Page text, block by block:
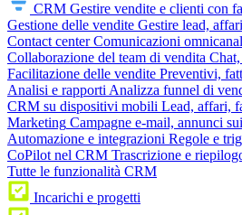
CRM Gestire vendite e clienti con
Gestione delle vendite Gestire lead,
Contact center Comunicazioni
Collaborazione del team di vendita
Facilitazione delle vendite Preventivi,
Analisi e rapporti Analizza funnel di
CRM su dispositivi mobili Lead, affari,
Marketing Campagne e-mail, annunci
Automazione e integrazioni Regole e
CoPilot nel CRM Trascrizione e
Tutte le funzionalità CRM
Incarichi e progetti